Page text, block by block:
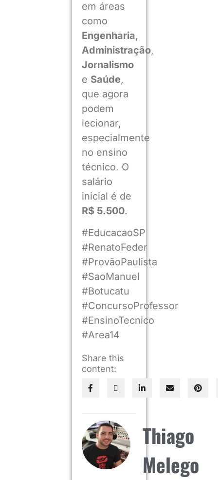
em áreas
como
Engenharia,
Administração,
Jornalismo
e Saúde,
que agora
podem
lecionar,
especialmente
no ensino
técnico. O
salário
inicial é de
R$ 5.500.
#EducacaoSP
#RenatoFeder
#ProvãoPaulista
#SaoManuel
#Botucatu
#ConcursoProfessor
#EnsinoTecnico
#Area14
Share this
content:
Thiago
Melego